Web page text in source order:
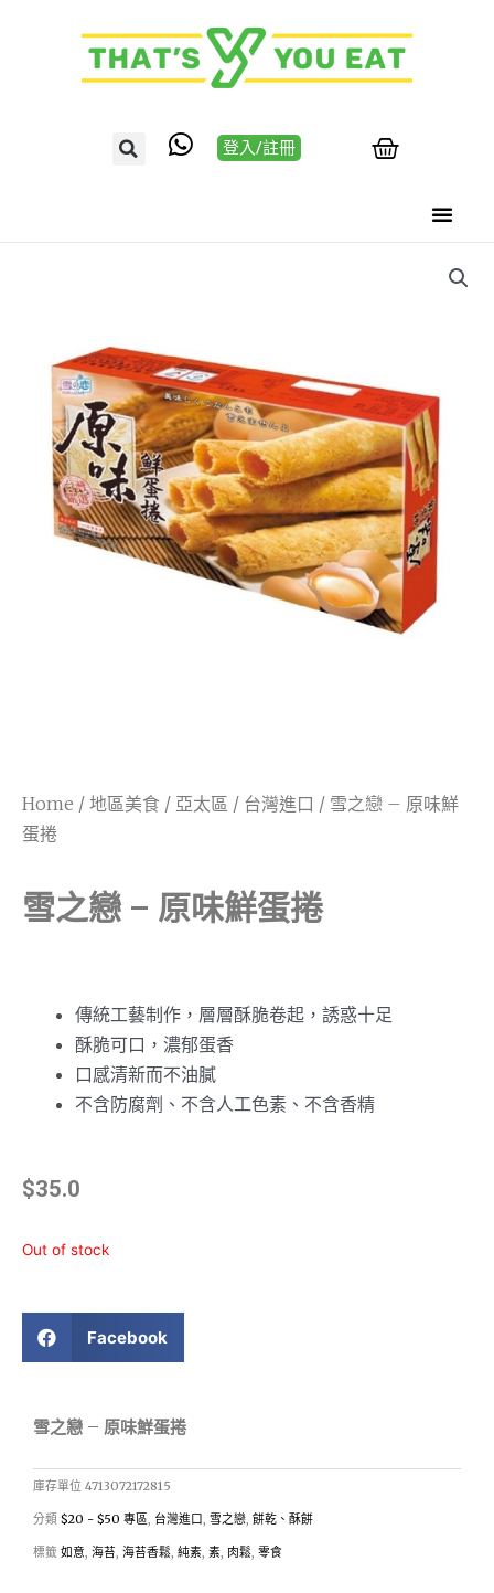
登入/註冊
Home / 地區美食 / 亞太區 / 台灣進口 / 雪之戀 – 原味鮮
蛋捲
雪之戀 – 原味鮮蛋捲
傳統工藝制作，層層酥脆卷起，誘惑十足
酥脆可口，濃郁蛋香
口感清新而不油膩
不含防腐劑、不含人工色素、不含香精
$35.0
Out of stock
Facebook
雪之戀 – 原味鮮蛋捲
庫存單位 4713072172815
分類 $20 - $50 專區, 台灣進口, 雪之戀, 餅乾、酥餅
標籤 如意, 海苔, 海苔香鬆, 純素, 素, 肉鬆, 零食